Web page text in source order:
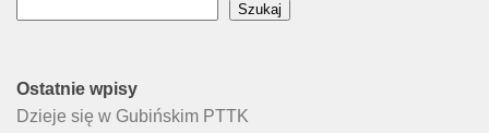
Szukaj
Ostatnie wpisy
Dzieje się w Gubińskim PTTK